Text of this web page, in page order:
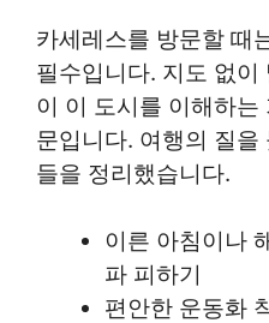
카세레스를 방문할 때
필수입니다. 지도 없이
이 이 도시를 이해하는
문입니다. 여행의 질을
들을 정리했습니다.
이른 아침이나
파 피하기
편안한 운동화